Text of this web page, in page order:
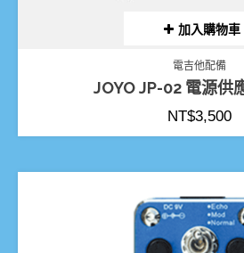
加入購物車
電吉他配備
JOYO JP-02 電源供
NT$3,500